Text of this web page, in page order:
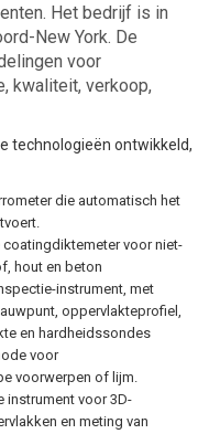
Het bedrijf is in
New York. De
voor
kwaliteit, verkoop,
technologieën ontwikkeld,
die automatisch het
voor niet-
hout en beton
instrument, met
oppervlakteprofiel,
en hardheidssondes
voor
voorwerpen of lijm.
instrument voor 3D-
en meting van